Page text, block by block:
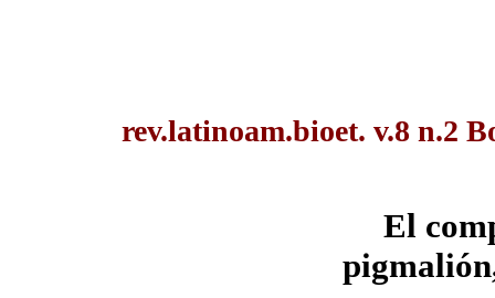
rev.latinoam.bioet. v.8 n.2
El